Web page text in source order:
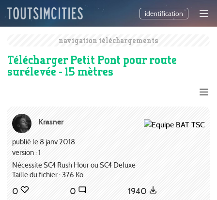
identification
navigation téléchargements
Télécharger Petit Pont pour route
surélevée - 15 mètres
Krasner
publié le 8 janv 2018
version : 1
Nécessite SC4 Rush Hour ou SC4 Deluxe
Taille du fichier : 376 Ko
0 0 1940